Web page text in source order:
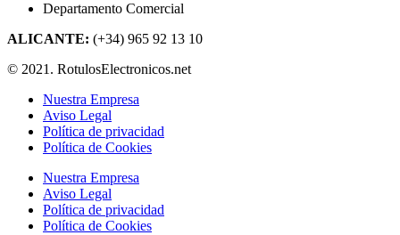
Departamento Comercial
ALICANTE: (+34) 965 92 13 10
© 2021. RotulosElectronicos.net
Nuestra Empresa
Aviso Legal
Política de privacidad
Política de Cookies
Nuestra Empresa
Aviso Legal
Política de privacidad
Política de Cookies